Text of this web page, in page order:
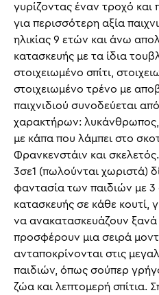
γυρίζοντας έναν τροχό και
για περισσότερη αξία
ηλικίας 9 ετών και άνω
κατασκευής με τα ίδια
στοιχειωμένο σπίτι,
στοιχειωμένο τρένο με
παιχνιδιού συνοδεύεται
χαρακτήρων:
με κάπα που λάμπει στο
Φρανκενστάιν και
3σε1 (πωλούνται χωριστά)
φαντασία των παιδιών με 3
κατασκευής σε κάθε κουτί,
να ανακατασκευάζουν ξανά
προσφέρουν μια σειρά
ανταποκρίνονται στις
παιδιών, όπως σούπερ
ζώα και λεπτομερή σπίτια.